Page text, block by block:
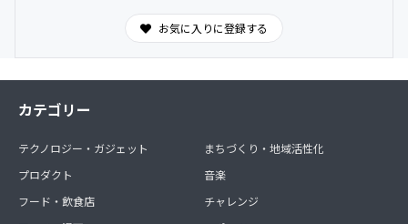
お気に入りに登録する
カテゴリー
テクノロジー・ガジェット
プロダクト
フード・飲食店
まちづくり・地域活性化
音楽
チャレンジ